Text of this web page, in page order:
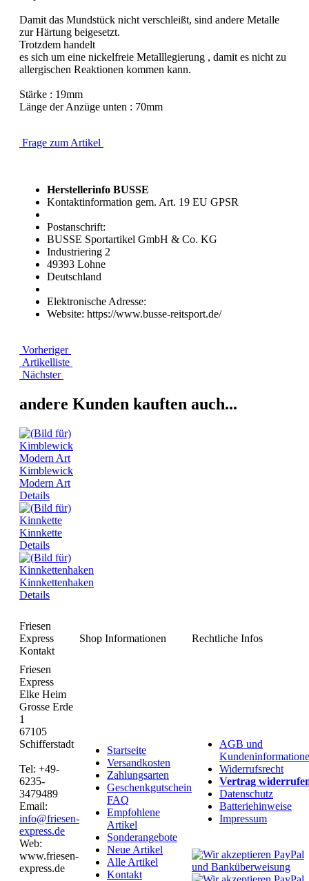
Damit das Mundstück nicht verschleißt, sind andere Metalle
zur Härtung beigesetzt.
Trotzdem handelt
es sich um eine nickelfreie Metalllegierung , damit es nicht zu
allergischen Reaktionen kommen kann.
Stärke : 19mm
Länge der Anzüge unten : 70mm
Frage zum Artikel
Herstellerinfo BUSSE
Kontaktinformation gem. Art. 19 EU GPSR
Postanschrift:
BUSSE Sportartikel GmbH & Co. KG
Industriering 2
49393 Lohne
Deutschland
Elektronische Adresse:
Website: https://www.busse-reitsport.de/
Vorheriger
Artikelliste
Nächster
andere Kunden kauften auch...
Kimblewick
Modern Art
Details
Kinnkette
Details
Kinnkettenhaken
Details
Friesen
Express
Kontakt
Shop Informationen Rechtliche Infos
Friesen
Express
Elke Heim
Grosse Erde
1
67105
Schifferstadt
Tel: +49-
6235-
3479489
Email:
info@friesen-
express.de
Web:
www.friesen-
express.de
Startseite
Versandkosten
Zahlungsarten
Geschenkgutschein
FAQ
Empfohlene
Artikel
Sonderangebote
Neue Artikel
Alle Artikel
Kontakt
AGB und
Widerrufsrecht
Vertrag
Datenschutz
Batteriehinweise
Impressum